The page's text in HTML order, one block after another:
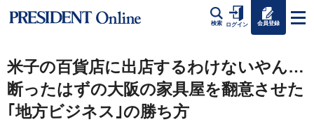
検索 ログイン 会員登録
米子の百貨店に出店するわけないやん…
断ったはずの大阪の家具屋を翻意させた
｢地方ビジネス｣の勝ち方